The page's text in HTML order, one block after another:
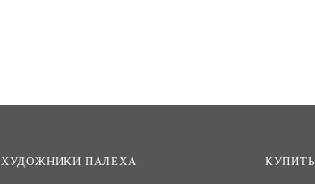
ХУДОЖНИКИ ПАЛЕХА КУПИТЬ